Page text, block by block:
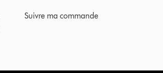
Suivre ma commande